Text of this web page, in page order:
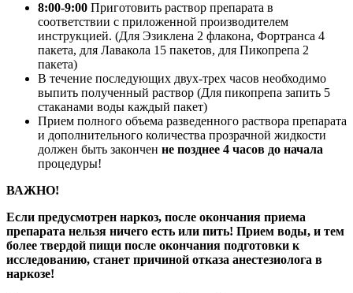
8:00-9:00 Приготовить раствор препарата в
соответствии с приложенной производителем
инструкцией. (Для Эзиклена 2 флакона, Фортранса 4
пакета, для Лавакола 15 пакетов, для Пикопрепа 2
пакета)
В течение последующих двух-трех часов необходимо
выпить полученный раствор (Для пикопрепа запить 5
стаканами воды каждый пакет)
Прием полного объема разведенного раствора препарата
и дополнительного количества прозрачной жидкости
должен быть закончен не позднее 4 часов до начала
процедуры!
ВАЖНО!
Если предусмотрен наркоз, после окончания приема
препарата нельзя ничего есть или пить! Прием воды, и тем
более твердой пищи после окончания подготовки к
исследованию, станет причиной отказа анестезиолога в
наркозе!